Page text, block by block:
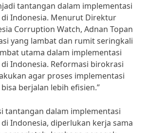
tantangan dalam implementasi
Indonesia. Menurut Direktur
Corruption Watch, Adnan Topan
yang lambat dan rumit seringkali
utama dalam implementasi
Indonesia. Reformasi birokrasi
agar proses implementasi
berjalan lebih efisien.”
tantangan dalam implementasi
Indonesia, diperlukan kerja sama